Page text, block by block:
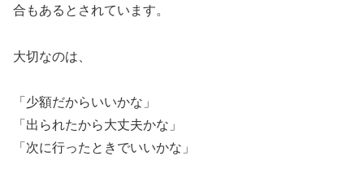
合もあるとされています。
大切なのは、
「少額だからいいかな」
「出られたから大丈夫かな」
「次に行ったときでいいかな」